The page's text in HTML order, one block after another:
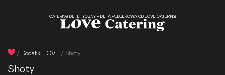
CATERING DIETETYCZNY – DIETA PUDEŁKOWA OD LOVE CATERING
/ Dodatki LOVE / Shoty
Shoty